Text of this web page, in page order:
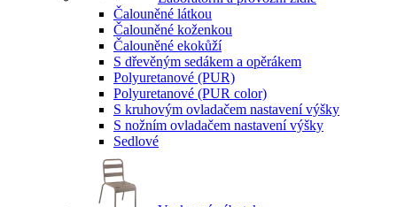
Čalouněné látkou
Čalouněné koženkou
Čalouněné ekokůží
S dřevěným sedákem a opěrákem
Polyuretanové (PUR)
Polyuretanové (PUR color)
S kruhovým ovladačem nastavení výšky
S nožním ovladačem nastavení výšky
Sedlové